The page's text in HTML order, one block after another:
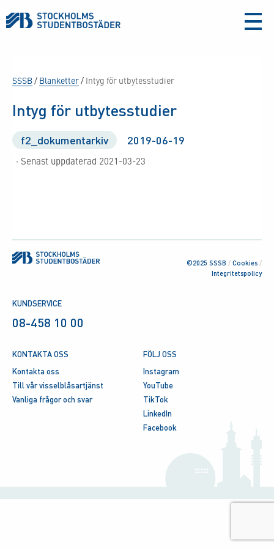
aria-
SSSB/ Blanketter/ Intyg för utbytesstudier
Intyg för utbytesstudier
f2_dokumentarkiv 2019-06-19
· Senast uppdaterad 2021-03-23
©2025 SSSB / Cookies /
Integritetspolicy
KUNDSERVICE
08-458 10 00
KONTAKTA OSS
Kontakta oss
Till vår visselblåsartjänst
Vanliga frågor och svar
FÖLJ OSS
Instagram
YouTube
TikTok
LinkedIn
Facebook